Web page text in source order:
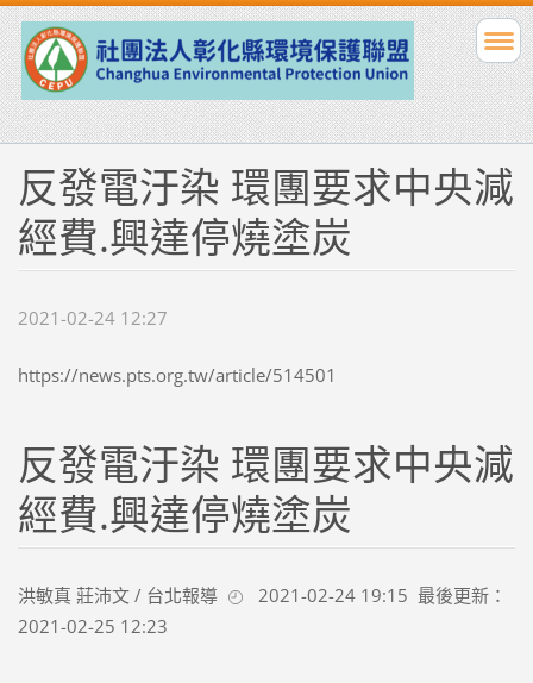
反發電汙染 環團要求中央減
經費.興達停燒塗炭
2021-02-24 12:27
https://news.pts.org.tw/article/514501
反發電汙染 環團要求中央減
經費.興達停燒塗炭
洪敏真 莊沛文 / 台北報導 2021-02-24 19:15 最後更新：
2021-02-25 12:23